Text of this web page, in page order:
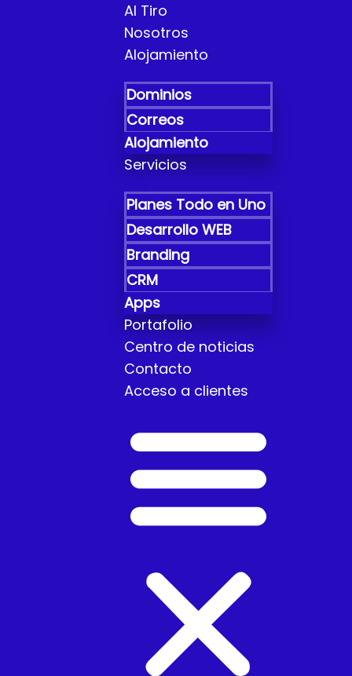
Al Tiro
Nosotros
Alojamiento
Dominios
Correos
Alojamiento
Servicios
Planes Todo en Uno
Desarrollo WEB
Branding
CRM
Apps
Portafolio
Centro de noticias
Contacto
Acceso a clientes